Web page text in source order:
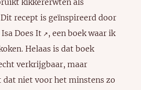
kikkererwten als
recept is geïnspireerd door
Isa Does It ↗️ , een boek waar ik
Helaas is dat boek
verkrijgbaar, maar
dat niet voor het minstens zo